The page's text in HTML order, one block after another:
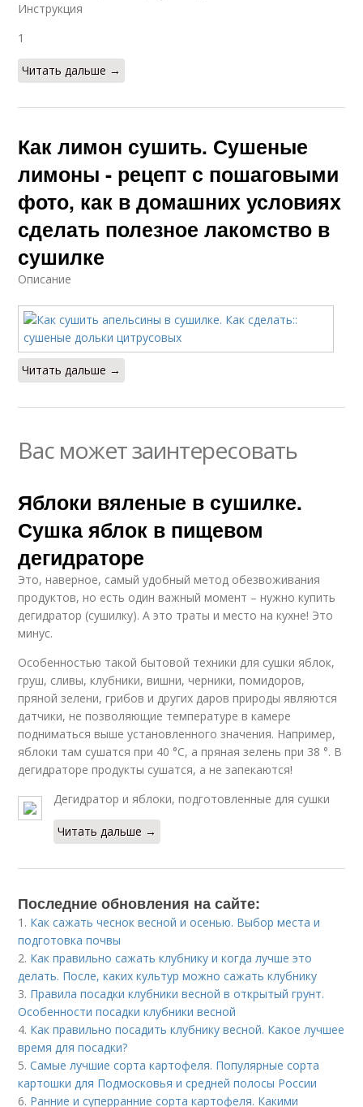
Инструкция
1
Читать дальше →
Как лимон сушить. Сушеные
лимоны - рецепт с пошаговыми
фото, как в домашних условиях
сделать полезное лакомство в
сушилке
Описание
Читать дальше →
Вас может заинтересовать
Яблоки вяленые в сушилке.
Сушка яблок в пищевом
дегидраторе
Это, наверное, самый удобный метод обезвоживания
продуктов, но есть один важный момент – нужно купить
дегидратор (сушилку). А это траты и место на кухне! Это
минус.
Особенностью такой бытовой техники для сушки яблок,
груш, сливы, клубники, вишни, черники, помидоров,
пряной зелени, грибов и других даров природы являются
датчики, не позволяющие температуре в камере
подниматься выше установленного значения. Например,
яблоки там сушатся при 40 °С, а пряная зелень при 38 °. В
дегидраторе продукты сушатся, а не запекаются!
Дегидратор и яблоки, подготовленные для сушки
Читать дальше →
Последние обновления на сайте:
1. Как сажать чеснок весной и осенью. Выбор места и
подготовка почвы
2. Как правильно сажать клубнику и когда лучше это
делать. После, каких культур можно сажать клубнику
3. Правила посадки клубники весной в открытый грунт.
Особенности посадки клубники весной
4. Как правильно посадить клубнику весной. Какое лучшее
время для посадки?
5.Самые лучшие сорта картофеля. Популярные сорта
картошки для Подмосковья и средней полосы России
6. Ранние и суперранние сорта картофеля. Какими